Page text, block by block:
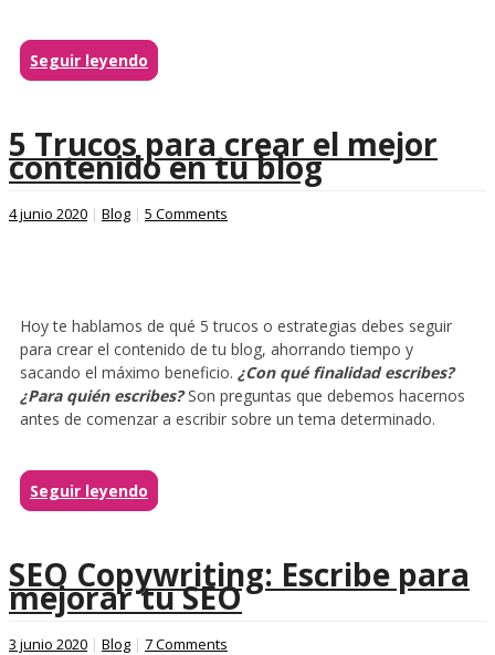
Seguir leyendo
5 Trucos para crear el mejor
contenido en tu blog
4 junio 2020 | Blog | 5 Comments
Hoy te hablamos de qué 5 trucos o estrategias debes seguir
para crear el contenido de tu blog, ahorrando tiempo y
sacando el máximo beneficio. ¿Con qué finalidad escribes?
¿Para quién escribes?Son preguntas que debemos hacernos
antes de comenzar a escribir sobre un tema determinado.
Seguir leyendo
SEO Copywriting: Escribe para
mejorar tu SEO
3 junio 2020 | Blog | 7 Comments